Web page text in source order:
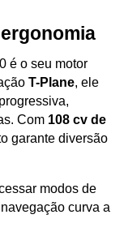
é o seu motor
T-Plane, ele
Com 108 cv de
garante diversão
modos de
curva a